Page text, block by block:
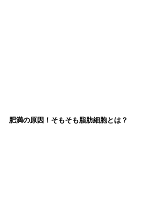
肥満の原因！そもそも脂肪細胞とは？